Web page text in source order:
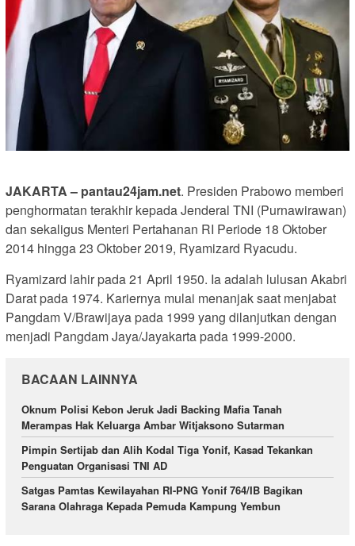
JAKARTA – pantau24jam.net. Presiden Prabowo memberi
penghormatan terakhir kepada Jenderal TNI (Purnawirawan)
dan sekaligus Menteri Pertahanan RI Periode 18 Oktober
2014 hingga 23 Oktober 2019, Ryamizard Ryacudu.
Ryamizard lahir pada 21 April 1950. Ia adalah lulusan Akabri
Darat pada 1974. Kariernya mulai menanjak saat menjabat
Pangdam V/Brawijaya pada 1999 yang dilanjutkan dengan
menjadi Pangdam Jaya/Jayakarta pada 1999-2000.
BACAAN LAINNYA
Oknum Polisi Kebon Jeruk Jadi Backing Mafia Tanah
Merampas Hak Keluarga Ambar Witjaksono Sutarman
Pimpin Sertijab dan Alih Kodal Tiga Yonif, Kasad Tekankan
Penguatan Organisasi TNI AD
Satgas Pamtas Kewilayahan RI-PNG Yonif 764/IB Bagikan
Sarana Olahraga Kepada Pemuda Kampung Yembun